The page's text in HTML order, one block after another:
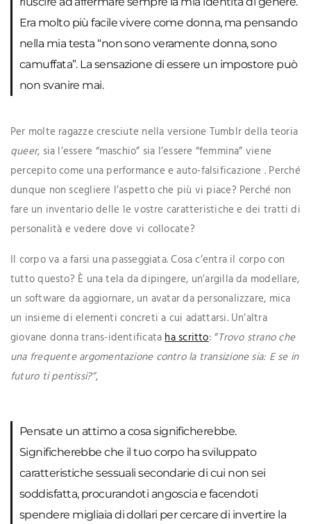
Era molto più facile vivere come donna, ma pensando
nella mia testa “non sono veramente donna, sono
camuffata”. La sensazione di essere un impostore può
non svanire mai.
Per molte ragazze cresciute nella versione Tumblr della teoria
queer, sia l’essere “maschio” sia l’essere “femmina” viene
percepito come una performance e auto-falsificazione . Perché
dunque non scegliere l’aspetto che più vi piace? Perché non
fare un inventario delle le vostre caratteristiche e dei tratti di
personalità e vedere dove vi collocate?
Il corpo va a farsi una passeggiata. Cosa c’entra il corpo con
tutto questo? È una tela da dipingere, un’argilla da modellare,
un software da aggiornare, un avatar da personalizzare, mica
un insieme di elementi concreti a cui adattarsi. Un’altra
giovane donna trans-identificataha scritto: “Trovo strano che
una frequente argomentazione contro la transizione sia: E se in
futuro ti pentissi?”,
Pensate un attimo a cosa significherebbe.
Significherebbe che il tuo corpo ha sviluppato
caratteristiche sessuali secondarie di cui non sei
soddisfatta, procurandoti angoscia e facendoti
spendere migliaia di dollari per cercare di invertire la